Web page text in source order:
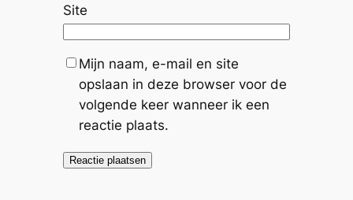
Site
Mijn naam, e-mail en site
opslaan in deze browser voor de
volgende keer wanneer ik een
reactie plaats.